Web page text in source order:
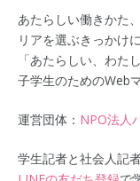
あたらしい働きかた
リアを選ぶきっかけ
「あたらしい、わた
子学生のためのWeb
運営団体： NPO法人
学生記者と社会人記